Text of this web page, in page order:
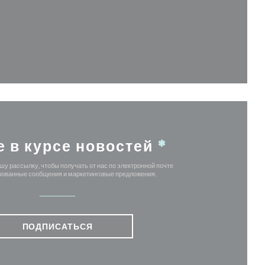
в курсе новостей *
рассылку, чтобы получать от нас по электронной почте
сообщения и маркетинговые предложения.
ПОДПИСАТЬСЯ